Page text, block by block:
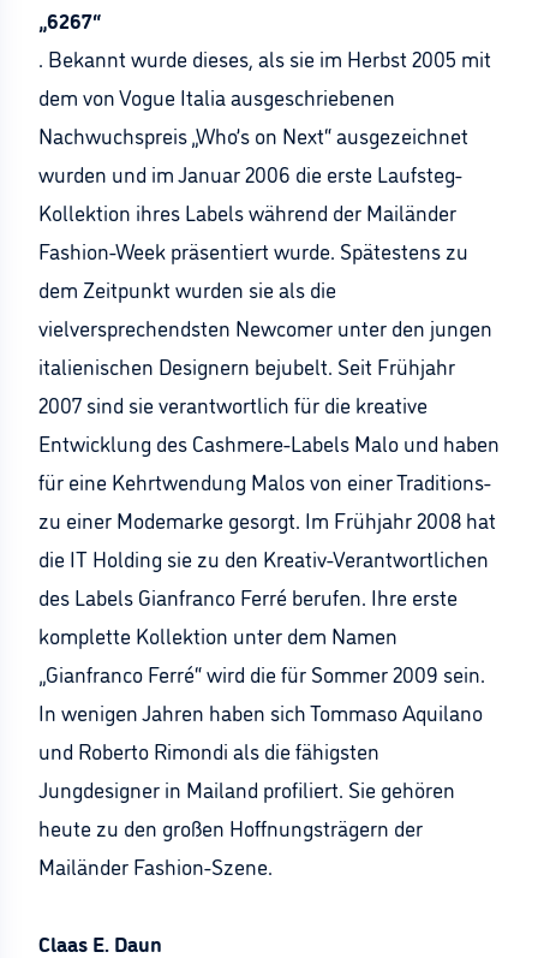
„6267“
. Bekannt wurde dieses, als sie im Herbst 2005 mit
dem von Vogue Italia ausgeschriebenen
Nachwuchspreis „Who’s on Next“ ausgezeichnet
wurden und im Januar 2006 die erste Laufsteg-
Kollektion ihres Labels während der Mailänder
Fashion-Week präsentiert wurde. Spätestens zu
dem Zeitpunkt wurden sie als die
vielversprechendsten Newcomer unter den jungen
italienischen Designern bejubelt. Seit Frühjahr
2007 sind sie verantwortlich für die kreative
Entwicklung des Cashmere-Labels Malo und haben
für eine Kehrtwendung Malos von einer Traditions-
zu einer Modemarke gesorgt. Im Frühjahr 2008 hat
die IT Holding sie zu den Kreativ-Verantwortlichen
des Labels Gianfranco Ferré berufen. Ihre erste
komplette Kollektion unter dem Namen
„Gianfranco Ferré“ wird die für Sommer 2009 sein.
In wenigen Jahren haben sich Tommaso Aquilano
und Roberto Rimondi als die fähigsten
Jungdesigner in Mailand profiliert. Sie gehören
heute zu den großen Hoffnungsträgern der
Mailänder Fashion-Szene.
Claas E. Daun